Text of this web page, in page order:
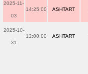
2025-11-
03
14:25:00 ASHTART
2025-10-
31
12:00:00 ASHTART